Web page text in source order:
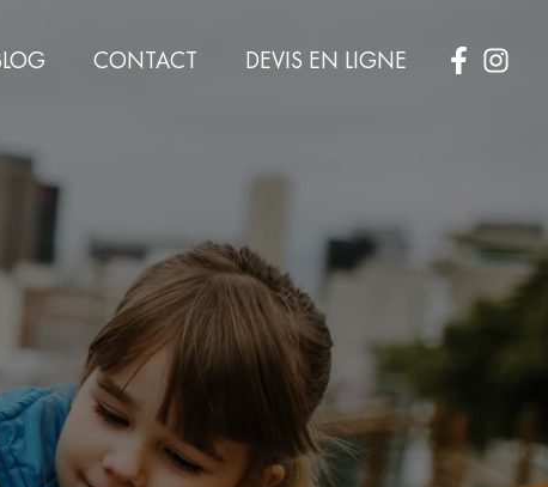
CONTACT DEVIS EN LIGNE